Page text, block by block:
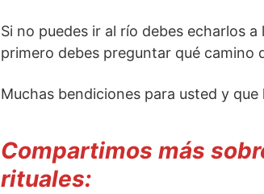
Si no puedes ir al río debes echarlos
primero debes preguntar qué camino
Muchas bendiciones para usted y
Compartimos más
rituales: